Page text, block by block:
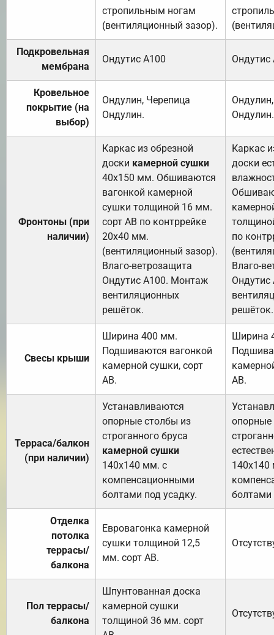
стропильным ногам
(вентиляционный зазор).
Подкровельная
мембрана
Ондутис А100 Ондутис
Кровельное
покрытие (на
выбор)
Ондулин, Черепица
Ондулин.
Ондулин.
Фронтоны (при
наличии)
Каркас из обрезной
доски камерной сушки
40х150 мм. Обшиваются
вагонкой камерной
сушки толщиной 16 мм.
сорт АВ по контррейке
20х40 мм.
(вентиляционный зазор).
Влаго-ветрозащита
Ондутис А100. Монтаж
вентиляционных
решёток.
Каркас
доски
по
Влаго-
решёток.
Свесы крыши
Ширина 400 мм.
Подшиваются вагонкой
камерной сушки, сорт
АВ.
Ширина
АВ.
Терраса/балкон
(при наличии)
Устанавливаются
опорные столбы из
строганного бруса
камерной сушки
140х140 мм. с
компенсационными
болтами под усадку.
опорные
140х140
болтами
Отделка
потолка
террасы/
балкона
Евровагонка камерной
сушки толщиной 12,5
мм. сорт АВ.
Пол террасы/
балкона
Шпунтованная доска
камерной сушки
толщиной 36 мм. сорт